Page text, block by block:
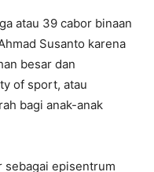
atau 39 cabor binaan
Susanto karena
besar dan
of sport, atau
bagi anak-anak
sebagai episentrum